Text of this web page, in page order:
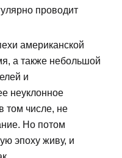
проводит
американской
а также небольшой
и
неуклонное
том числе, не
Но потом
эпоху живу, и